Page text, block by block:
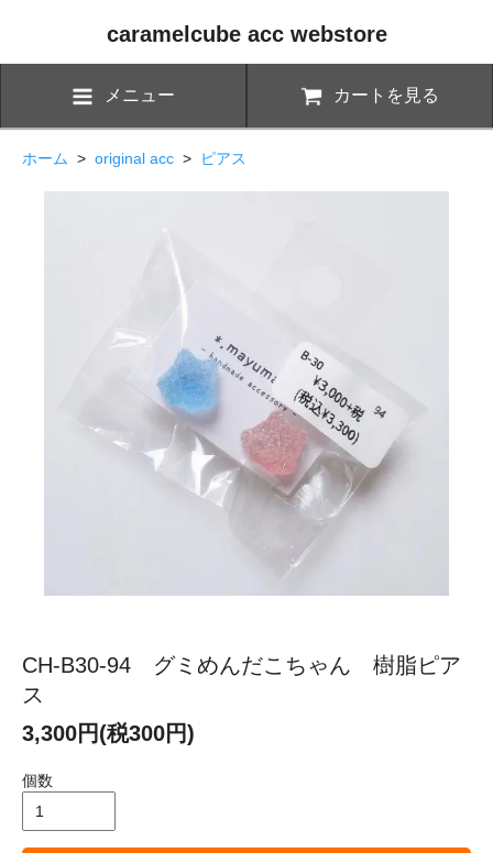
caramelcube acc webstore
メニュー カートを見る
ホーム > original acc > ピアス
CH-B30-94 グミめんだこちゃん 樹脂ピア
ス
3,300円(税300円)
個数